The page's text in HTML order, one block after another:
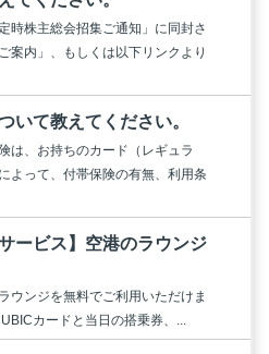
時株主総会招集ご通知」に同封さ
案内」、もしくは以下リンクより
いて教えてください。
は、お持ちのカード（レギュラ
よって、付帯保険の有無、利用条
ービス】空港のラウンジ
ウンジを無料でご利用いただけま
カードと当日の搭乗券、...